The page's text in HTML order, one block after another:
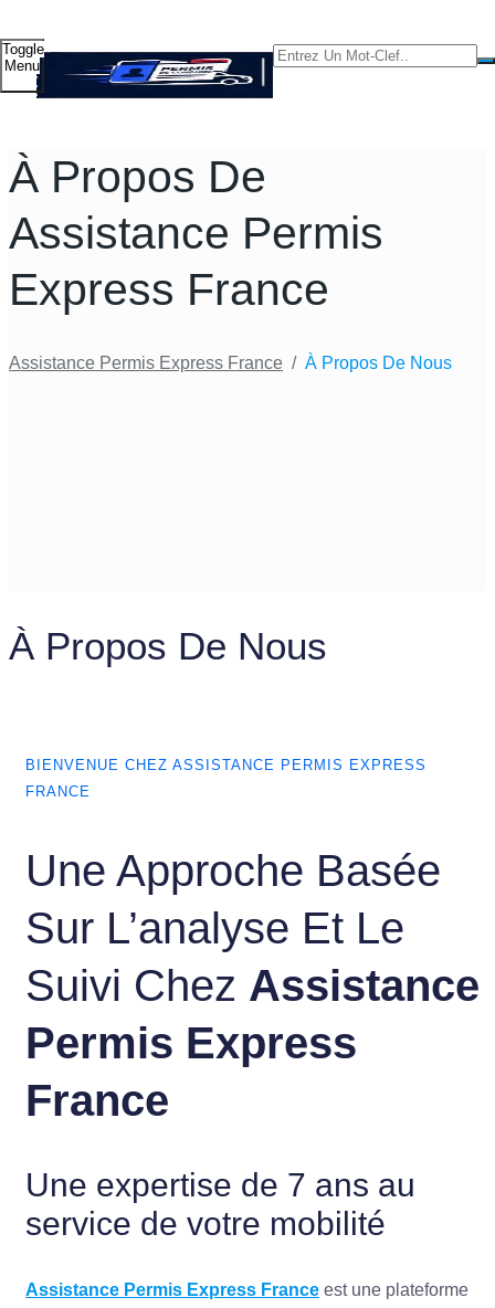
Toggle
Menu
À Propos De
Assistance Permis
Express France
Assistance Permis Express France / À Propos De Nous
À Propos De Nous
BIENVENUE CHEZ ASSISTANCE PERMIS EXPRESS
FRANCE
Une Approche Basée
Sur L’analyse Et Le
Suivi Chez Assistance
Permis Express
France
Une expertise de 7 ans au
service de votre mobilité
Assistance Permis Express France est une plateforme